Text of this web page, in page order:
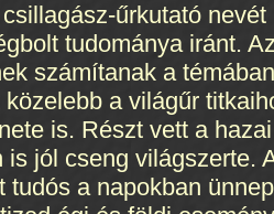
űrkutató
tudománya iránt.
számítanak a
a világűr
is. Részt vett a
is jól cseng világszerte.
tudós a napokban